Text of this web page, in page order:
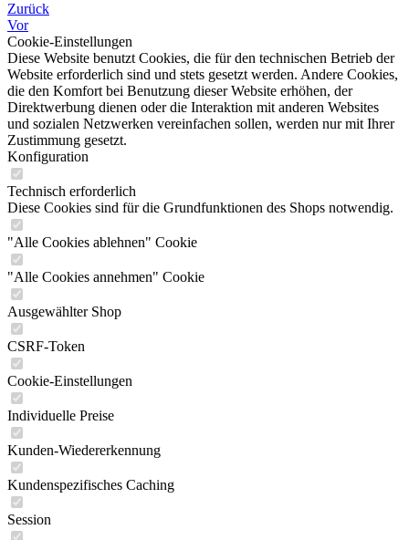
Zurück
Vor
Cookie-Einstellungen
Diese Website benutzt Cookies, die für den technischen Betrieb der
Website erforderlich sind und stets gesetzt werden. Andere Cookies,
die den Komfort bei Benutzung dieser Website erhöhen, der
Direktwerbung dienen oder die Interaktion mit anderen Websites
und sozialen Netzwerken vereinfachen sollen, werden nur mit Ihrer
Zustimmung gesetzt.
Konfiguration
Technisch erforderlich
Diese Cookies sind für die Grundfunktionen des Shops notwendig.
"Alle Cookies ablehnen" Cookie
"Alle Cookies annehmen" Cookie
Ausgewählter Shop
CSRF-Token
Cookie-Einstellungen
Individuelle Preise
Kunden-Wiedererkennung
Kundenspezifisches Caching
Session